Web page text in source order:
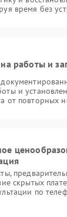
время без
работы и
и
от повторных
скрытых
по